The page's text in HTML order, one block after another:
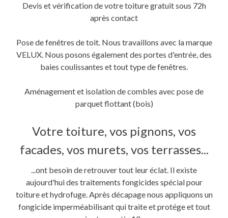
Devis et vérification de votre toiture gratuit sous 72h
après contact
Pose de fenêtres de toit. Nous travaillons avec la marque
VELUX. Nous posons également des portes d'entrée, des
baies coulissantes et tout type de fenêtres.
Aménagement et isolation de combles avec pose de
parquet flottant (bois)
Votre toiture, vos pignons, vos
facades, vos murets, vos terrasses...
...ont besoin de retrouver tout leur éclat. Il existe
aujourd'hui des traitements fongicides spécial pour
toiture et hydrofuge. Après décapage nous appliquons un
fongicide imperméabilisant qui traite et protége et tout